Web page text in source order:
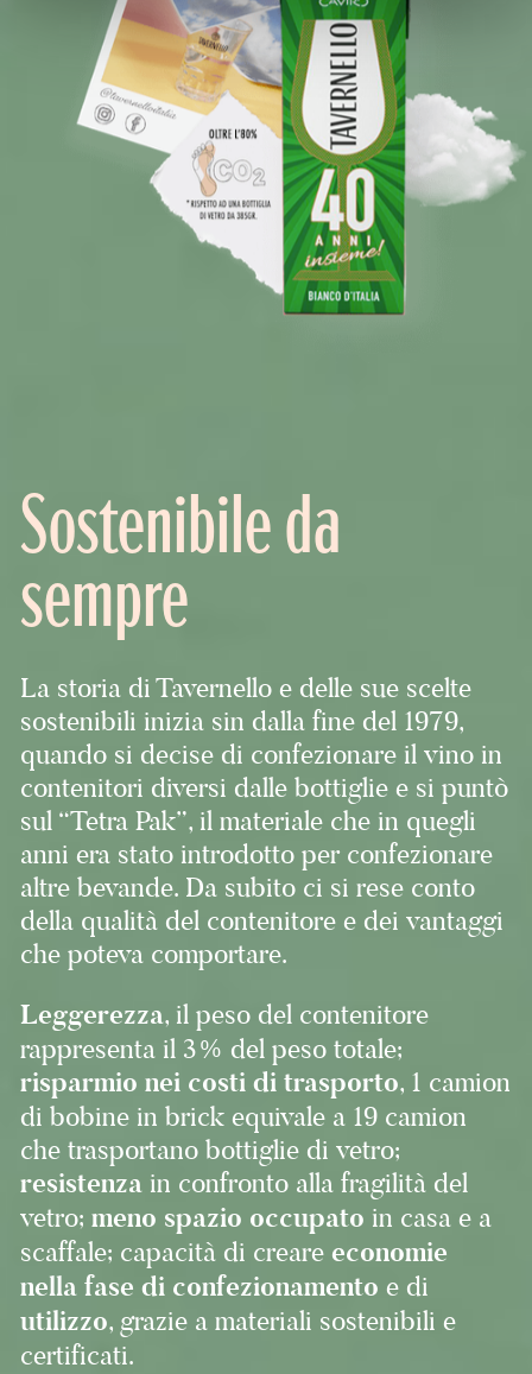
Sostenibile da
sempre
La storia di Tavernello e delle sue scelte
sostenibili inizia sin dalla fine del 1979,
quando si decise di confezionare il vino in
contenitori diversi dalle bottiglie e si puntò
sul “Tetra Pak”, il materiale che in quegli
anni era stato introdotto per confezionare
altre bevande. Da subito ci si rese conto
della qualità del contenitore e dei vantaggi
che poteva comportare.
Leggerezza, il peso del contenitore
rappresenta il 3% del peso totale;
risparmio nei costi di trasporto, 1 camion
di bobine in brick equivale a 19 camion
che trasportano bottiglie di vetro;
resistenza in confronto alla fragilità del
vetro;meno spazio occupato in casa e a
scaffale; capacità di creare economie
nella fase di confezionamento e di
utilizzo, grazie a materiali sostenibili e
certificati.